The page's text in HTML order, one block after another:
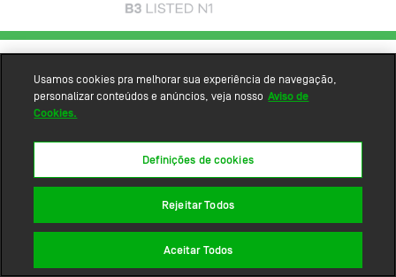
Usamos cookies pra melhorar sua experiência de navegação,
personalizar conteúdos e anúncios, veja nosso Aviso de
Cookies.
Definições de cookies
Rejeitar Todos
Aceitar Todos